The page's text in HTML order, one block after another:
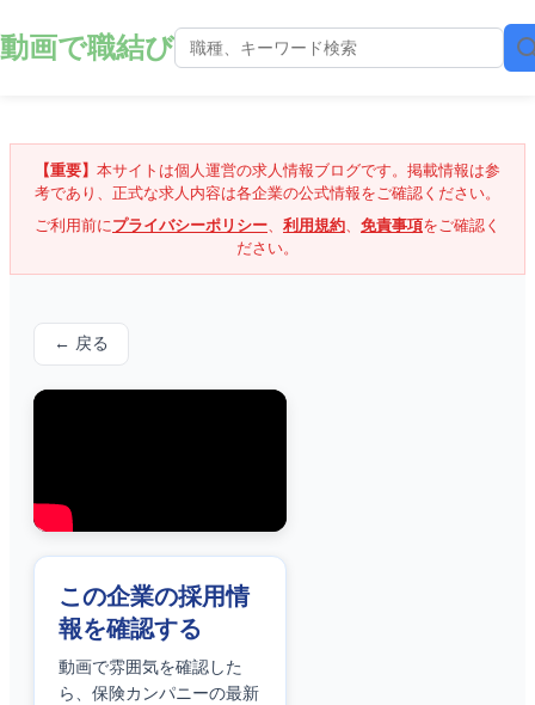
動画で職結び
【重要】 本サイトは個人運営の求人情報ブログです。掲載情報は参
考であり、正式な求人内容は各企業の公式情報をご確認ください。
ご利用前にプライバシーポリシー、 利用規約、 免責事項をご確認く
ださい。
← 戻る
この企業の採用情
報を確認する
動画で雰囲気を確認した
ら、 保険カンパニーの最新